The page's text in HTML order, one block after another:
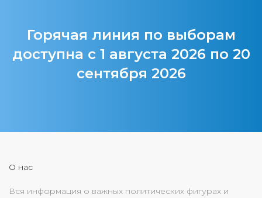
Горячая линия по выборам
доступна с 1 августа 2026 по 20
сентября 2026
О нас
Вся информация о важных политических фигурах и